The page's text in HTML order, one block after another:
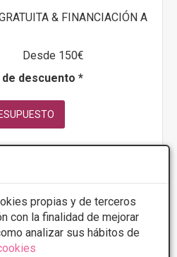
propias y de terceros
con la finalidad de mejorar
analizar sus hábitos de
& FINANCIACIÓN A
Desde 150€
de descuento *
17:00 - 20:30
17:00 - 20:00